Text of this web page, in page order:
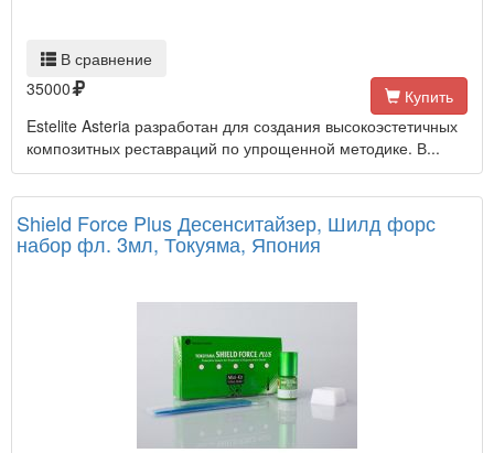
В сравнение
35000
Купить
Estelite Asteria разработан для создания высокоэстетичных
композитных реставраций по упрощенной методике. В...
Shield Force Plus Десенситайзер, Шилд форс
набор фл. 3мл, Токуяма, Япония